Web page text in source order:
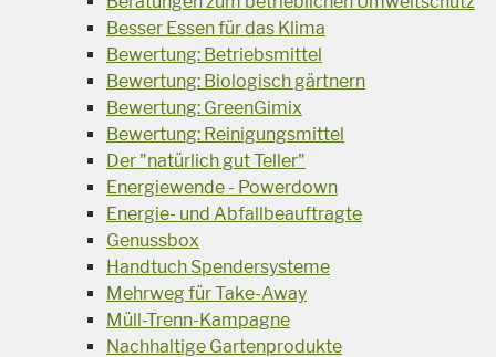
Besser Essen für das Klima
Bewertung: Betriebsmittel
Bewertung: Biologisch gärtnern
Bewertung: GreenGimix
Bewertung: Reinigungsmittel
Der "natürlich gut Teller"
Energiewende - Powerdown
Energie- und Abfallbeauftragte
Genussbox
Handtuch Spendersysteme
Mehrweg für Take-Away
Müll-Trenn-Kampagne
Nachhaltige Gartenprodukte